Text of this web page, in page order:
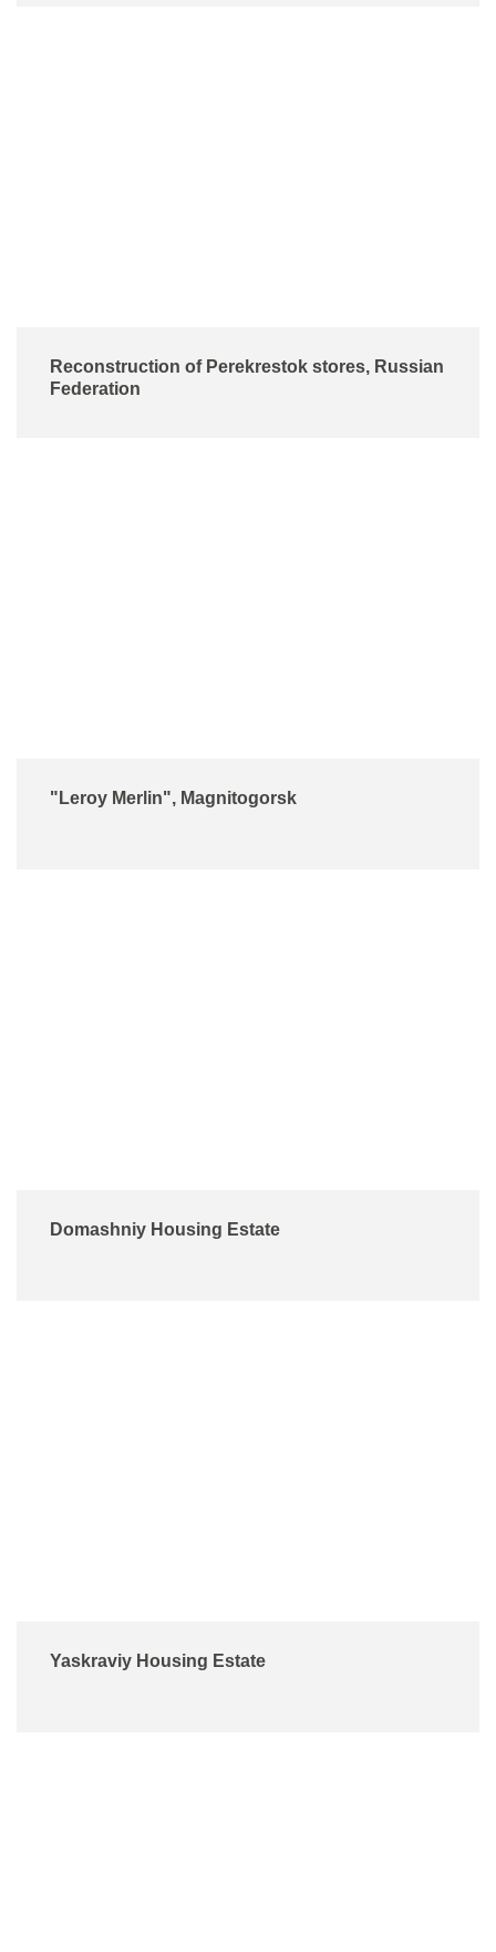
Reconstruction of Perekrestok stores, Russian
Federation
"Leroy Merlin", Magnitogorsk
Domashniy Housing Estate
Yaskraviy Housing Estate